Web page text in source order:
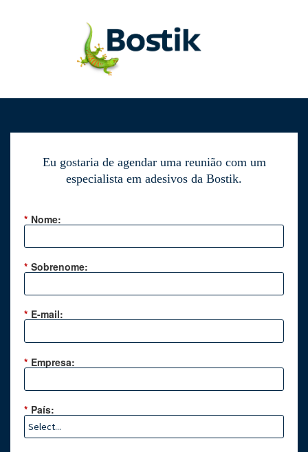
Eu gostaria de agendar uma reunião com um
especialista em adesivos da Bostik.
* Nome:
* Sobrenome:
* E-mail:
* Empresa:
* País: